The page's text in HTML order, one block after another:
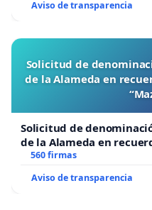
Aviso de transparencia
Solicitud de
de la Alameda en
Solicitud de
de la Alameda en
“Mazinger”
560 firmas
Aviso de transparencia